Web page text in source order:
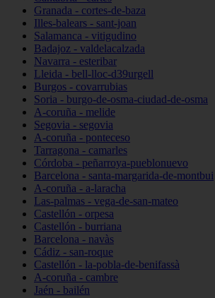
Granada - cortes-de-baza
Illes-balears - sant-joan
Salamanca - vitigudino
Badajoz - valdelacalzada
Navarra - esteribar
Lleida - bell-lloc-d39urgell
Burgos - covarrubias
Soria - burgo-de-osma-ciudad-de-osma
A-coruña - melide
Segovia - segovia
A-coruña - ponteceso
Tarragona - camarles
Córdoba - peñarroya-pueblonuevo
Barcelona - santa-margarida-de-montbui
A-coruña - a-laracha
Las-palmas - vega-de-san-mateo
Castellón - orpesa
Castellón - burriana
Barcelona - navàs
Cádiz - san-roque
Castellón - la-pobla-de-benifassà
A-coruña - cambre
Jaén - bailén